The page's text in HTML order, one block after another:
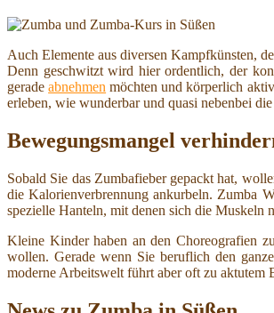
Auch Elemente aus diversen Kampfkünsten,
Denn geschwitzt wird hier ordentlich, der
geradeabnehmen möchten und körperlich
erleben, wie wunderbar und quasi nebenbei
Bewegungsmangel
Sobald Sie das Zumbafieber gepackt hat,
die Kalorienverbrennung ankurbeln. Zumba
spezielle Hanteln, mit denen sich die Muskeln
Kleine Kinder haben an den Choreografien
wollen. Gerade wenn Sie beruflich den
moderne Arbeitswelt führt aber oft zu aktutem